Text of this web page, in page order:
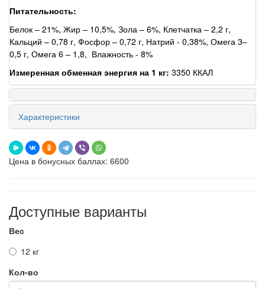
Питательность:
Белок – 21%, Жир – 10,5%, Зола – 6%, Клетчатка – 2,2 г,
Кальций – 0,78 г, Фосфор – 0,72 г, Натрий - 0,38%, Омега 3–
0,5 г, Омега 6 – 1,8, Влажность - 8%
Измеренная обменная энергия на 1 кг: 3350 ККАЛ
Характеристики
Цена в бонусных баллах: 6600
Доступные варианты
Вес
12 кг
Кол-во